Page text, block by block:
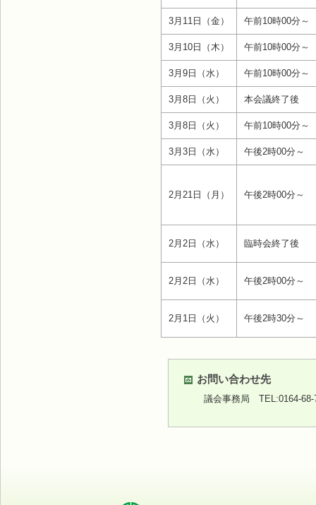
3月11日（金） 午前10時00分～
3月10日（木） 午前10時00分～
3月9日（水） 午前10時00分～
3月8日（火） 本会議終了後
3月8日（火） 午前10時00分～
3月3日（水） 午後2時00分～
2月21日（月） 午後2時00分～
2月2日（水） 臨時会終了後
2月2日（水） 午後2時00分～
2月1日（火） 午後2時30分～
お問い合わせ先
議会事務局 TEL:0164-